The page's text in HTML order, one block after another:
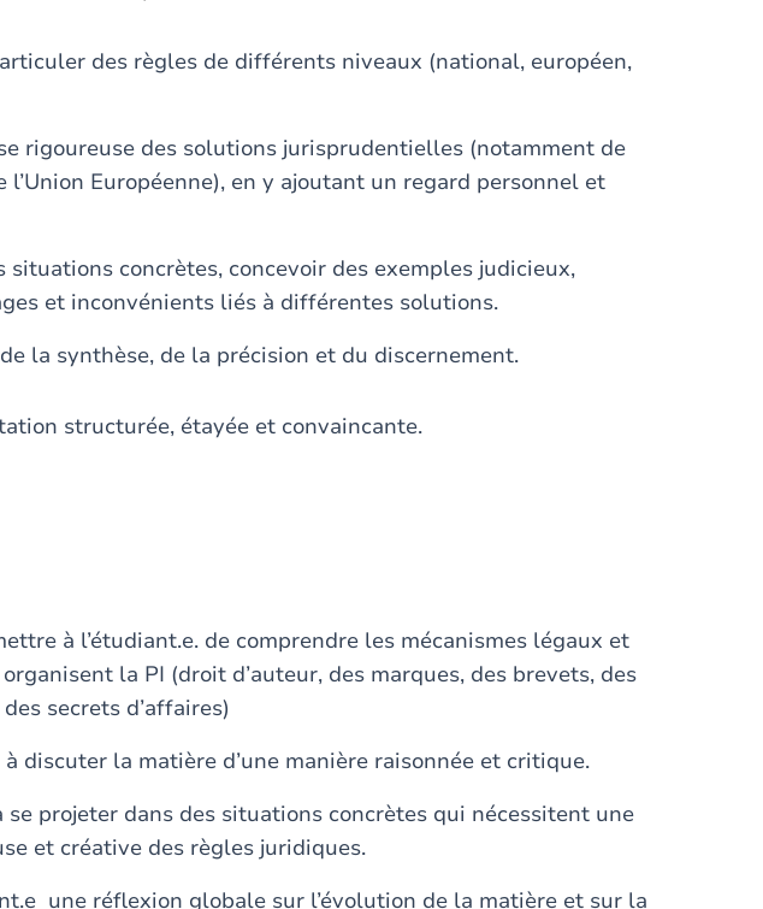
des règles de différents niveaux (national, européen,
rigoureuse des solutions jurisprudentielles (notamment de
l’Union Européenne), en y ajoutant un regard personnel et
situations concrètes, concevoir des exemples judicieux,
et inconvénients liés à différentes solutions.
la synthèse, de la précision et du discernement.
structurée, étayée et convaincante.
à l’étudiant.e. de comprendre les mécanismes légaux et
la PI (droit d’auteur, des marques, des brevets, des
secrets d’affaires)
discuter la matière d’une manière raisonnée et critique.
se projeter dans des situations concrètes qui nécessitent une
et créative des règles juridiques.
une réflexion globale sur l’évolution de la matière et sur la